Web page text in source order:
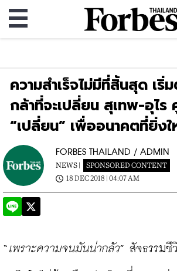
ความสำเร็จไม่มีที่สิ้นสุด เริ่
กล้าที่จะเปลี่ยน สุเทพ-อุไ
“เปลี่ยน” เพื่ออนาคตที่ยิ่ง
FORBES THAILAND / ADMIN
NEWS |
SPONSORED CONTENT
18 DEC 2018 | 04:07 AM
“ เพราะความจนมันน่ากลัว” สัจธรรมชี